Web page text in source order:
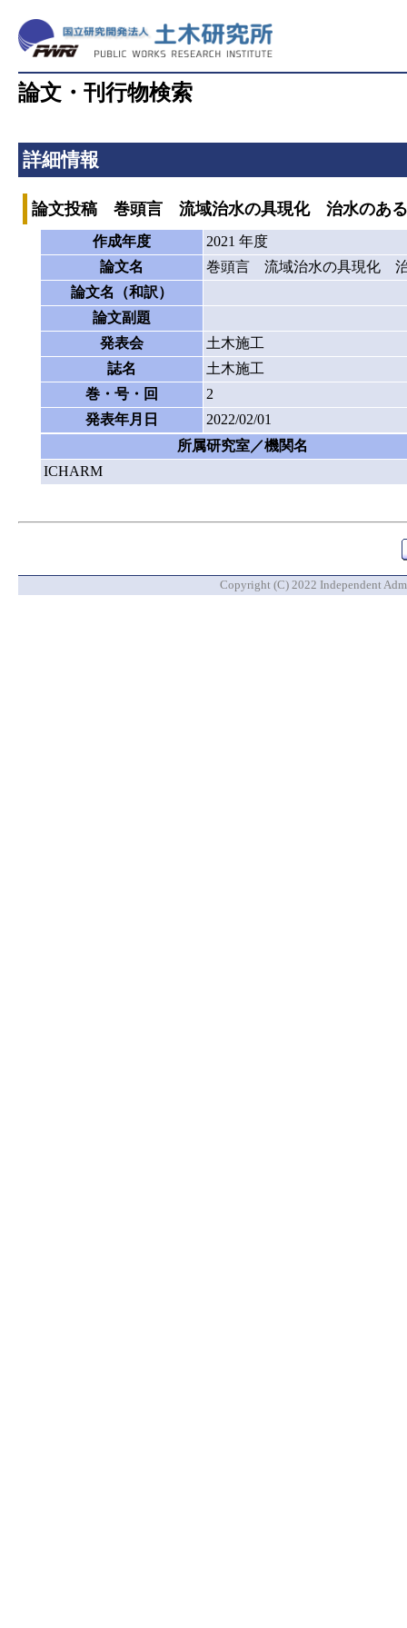
論文・刊行物検索
詳細情報
論文投稿 巻頭言 流域治水の具現化 治水のある
作成年度
2021 年度
論文名
巻頭言 流域治水の具現化 治
論文名（和訳）
論文副題
発表会
土木施工
誌名
土木施工
巻・号・回
2
発表年月日
2022/02/01
所属研究室／機関名
ICHARM
Copyright (C) 2022 Independent